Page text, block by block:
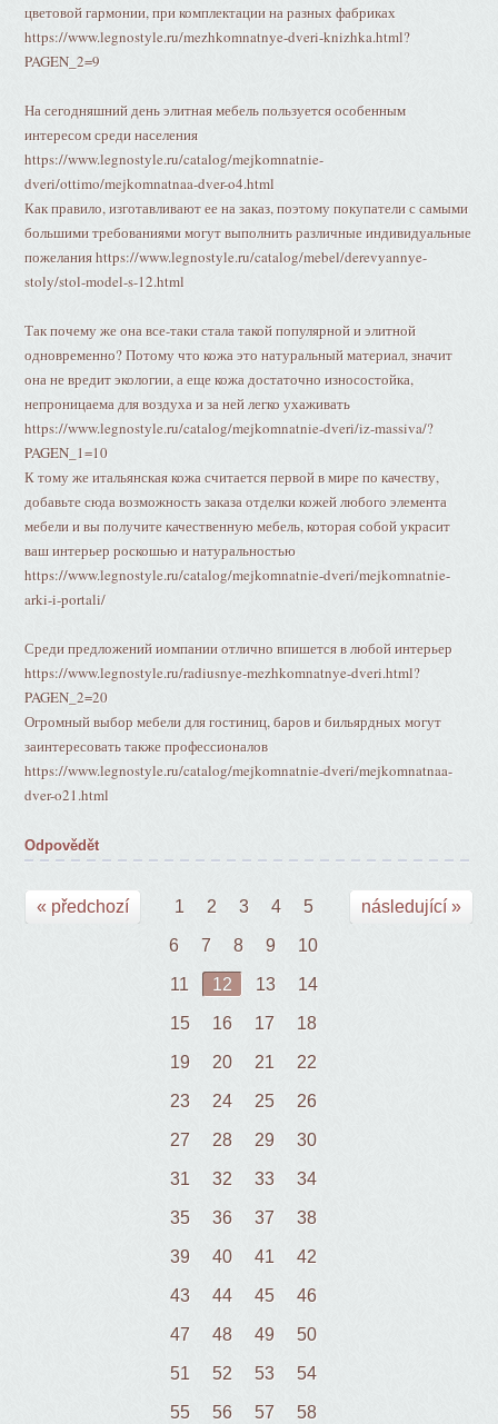
цветовой гармонии, при комплектации на разных фабриках
https://www.legnostyle.ru/mezhkomnatnye-dveri-knizhka.html?
PAGEN_2=9
На сегодняшний день элитная мебель пользуется особенным
интересом среди населения
https://www.legnostyle.ru/catalog/mejkomnatnie-
dveri/ottimo/mejkomnatnaa-dver-o4.html
Как правило, изготавливают ее на заказ, поэтому покупатели с самыми
большими требованиями могут выполнить различные индивидуальные
пожелания https://www.legnostyle.ru/catalog/mebel/derevyannye-
stoly/stol-model-s-12.html
Так почему же она все-таки стала такой популярной и элитной
одновременно? Потому что кожа это натуральный материал, значит
она не вредит экологии, а еще кожа достаточно износостойка,
непроницаема для воздуха и за ней легко ухаживать
https://www.legnostyle.ru/catalog/mejkomnatnie-dveri/iz-massiva/?
PAGEN_1=10
К тому же итальянская кожа считается первой в мире по качеству,
добавьте сюда возможность заказа отделки кожей любого элемента
мебели и вы получите качественную мебель, которая собой украсит
ваш интерьер роскошью и натуральностью
https://www.legnostyle.ru/catalog/mejkomnatnie-dveri/mejkomnatnie-
arki-i-portali/
Среди предложений иомпании отлично впишется в любой интерьер
https://www.legnostyle.ru/radiusnye-mezhkomnatnye-dveri.html?
PAGEN_2=20
Огромный выбор мебели для гостиниц, баров и бильярдных могут
заинтересовать также профессионалов
https://www.legnostyle.ru/catalog/mejkomnatnie-dveri/mejkomnatnaa-
dver-o21.html
Odpovědět
« předchozí 1 2 3 4 5
6 7 8 9 10
11 12 13 14
15 16 17 18
19 20 21 22
23 24 25 26
27 28 29 30
31 32 33 34
35 36 37 38
39 40 41 42
43 44 45 46
47 48 49 50
51 52 53 54
55 56 57 58
následující »